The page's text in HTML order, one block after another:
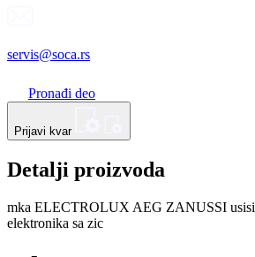
servis@soca.rs
Pronađi deo
Prijavi kvar
Detalji proizvoda
mka ELECTROLUX AEG ZANUSSI
elektronika sa zic